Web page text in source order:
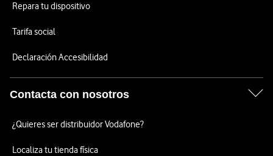
Repara tu dispositivo
Tarifa social
Declaración Accesibilidad
Contacta con nosotros
¿Quieres ser distribuidor Vodafone?
Localiza tu tienda física